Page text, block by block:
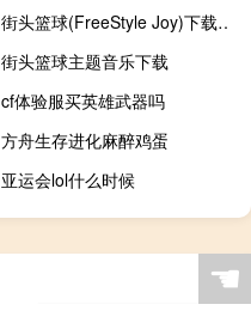
街头篮球(FreeStyle Joy)下载(电脑、安卓和IOS所有版本)
街头篮球主题音乐下载
cf体验服买英雄武器吗
方舟生存进化麻醉鸡蛋
亚运会lol什么时候
竞走10公里2级多长时间
原神怎么大招打断队友 ☚